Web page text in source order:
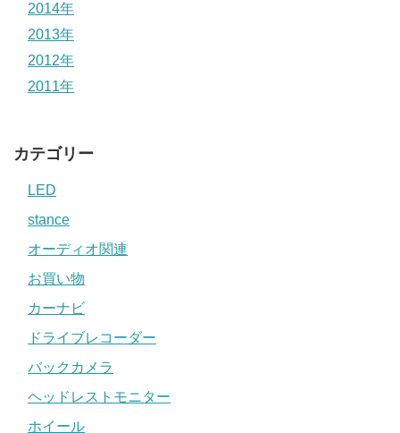
2014年
2013年
2012年
2011年
カテゴリー
LED
stance
オーディオ関連
お買い物
カーナビ
ドライブレコーダー
バックカメラ
ヘッドレストモニター
ホイール